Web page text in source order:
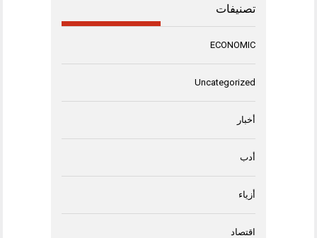
تصنيفات
ECONOMIC
Uncategorized
أخبار
أدب
أزياء
اقتصاد